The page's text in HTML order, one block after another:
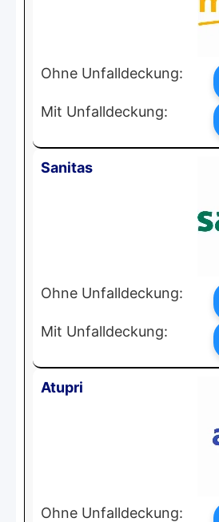
Ohne Unfalldeckung:
Mit Unfalldeckung:
Sanitas
Ohne Unfalldeckung:
Mit Unfalldeckung:
Atupri
Ohne Unfalldeckung: